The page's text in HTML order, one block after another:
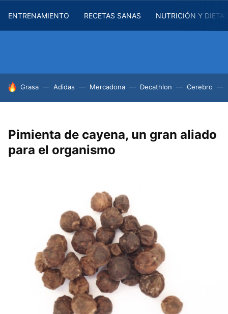
ENTRENAMIENTO RECETAS SANAS NUTRICIÓN Y
HOY SE HABLA DE
Grasa Adidas Mercadona Decathlon Cerebro
Pimienta de cayena, un gran aliado
para el organismo